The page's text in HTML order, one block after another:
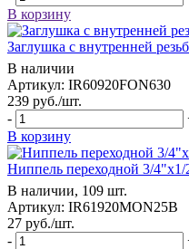
В корзину
Заглушка с внутренней
В наличии
Артикул: IR60920FON630
239 руб./шт.
-
В корзину
Ниппель переходной 3/
В наличии, 109 шт.
Артикул: IR61920MON25B
27 руб./шт.
-